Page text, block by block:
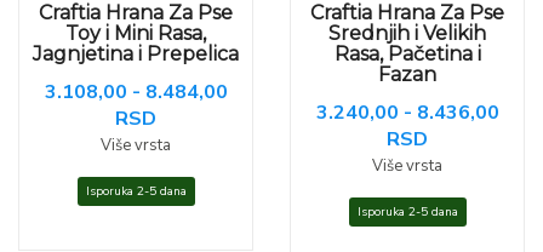
Craftia Hrana Za Pse
Toy i Mini Rasa,
Jagnjetina i Prepelica
3.108,00 - 8.484,00
RSD
Više vrsta
Isporuka 2-5 dana
Craftia Hrana Za Pse
Srednjih i Velikih
Rasa, Pačetina i
Fazan
3.240,00 - 8.436,00
RSD
Više vrsta
Isporuka 2-5 dana